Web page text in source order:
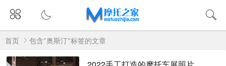
首页 包含"奥斯汀"标签的文章